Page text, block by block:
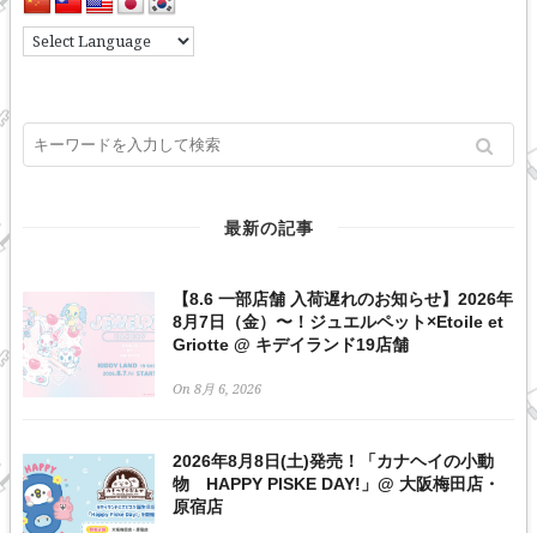
最新の記事
【8.6 一部店舗 入荷遅れのお知らせ】2026年
8月7日（金）〜！ジュエルペット×Etoile et
Griotte @ キデイランド19店舗
On 8月 6, 2026
2026年8月8日(土)発売！「カナヘイの小動
物 HAPPY PISKE DAY!」@ 大阪梅田店・
原宿店